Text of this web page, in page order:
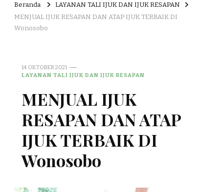
Beranda
LAYANAN TALI IJUK DAN IJUK RESAPAN
MENJUAL IJUK RESAPAN DAN ATAP IJUK TERBAIK DI
Wonosobo
14 OKTOBER 2021
LAYANAN TALI IJUK DAN IJUK RESAPAN
MENJUAL IJUK
RESAPAN DAN ATAP
IJUK TERBAIK DI
Wonosobo